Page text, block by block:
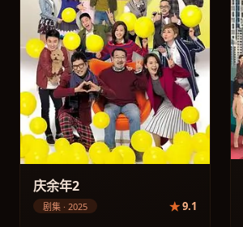
庆余年2
剧集 · 2025 9.1